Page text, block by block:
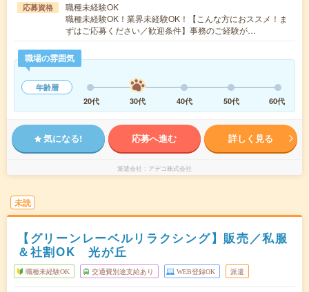
応募資格
職種未経験OK
職種未経験OK！業界未経験OK！【こんな方におススメ！ま
ずはご応募ください／歓迎条件】事務のご経験が…
職場の雰囲気
年齢層
20代
30代 40代 50代 60代
気になる! 応募へ進む 詳しく見る
派遣会社 アデコ株式会社
未読
【グリーンレーベルリラクシング】販売／私服
＆社割OK 光が丘
職種未経験OK 交通費別途支給あり WEB登録OK 派遣